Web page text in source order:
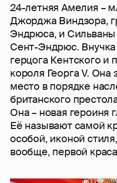
24-летняя Амелия –
Джорджа Виндзора,
Эндрюса, и
Сент-Эндрюс.
герцога Кентского и
короля Георга V. Она
место в порядке
британского
Она – новая героиня
Её называют самой
особой, иконой
вообще, первой